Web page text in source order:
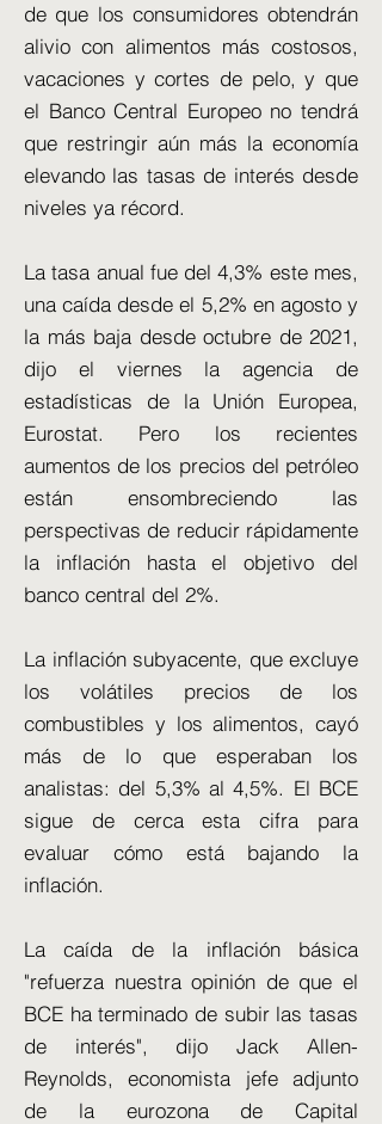
de que los consumidores obtendrán
alivio con alimentos más costosos,
vacaciones y cortes de pelo, y que
el Banco Central Europeo no tendrá
que restringir aún más la economía
elevando las tasas de interés desde
niveles ya récord.
La tasa anual fue del 4,3% este mes,
una caída desde el 5,2% en agosto y
la más baja desde octubre de 2021,
dijo el viernes la agencia de
estadísticas de la Unión Europea,
Eurostat. Pero los recientes
aumentos de los precios del petróleo
están ensombreciendo las
perspectivas de reducir rápidamente
la inflación hasta el objetivo del
banco central del 2%.
La inflación subyacente, que excluye
los volátiles precios de los
combustibles y los alimentos, cayó
más de lo que esperaban los
analistas: del 5,3% al 4,5%. El BCE
sigue de cerca esta cifra para
evaluar cómo está bajando la
inflación.
La caída de la inflación básica
"refuerza nuestra opinión de que el
BCE ha terminado de subir las tasas
de interés", dijo Jack Allen-
Reynolds, economista jefe adjunto
de la eurozona de Capital